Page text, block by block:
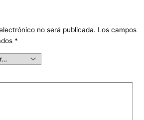
no será publicada. Los campos
*